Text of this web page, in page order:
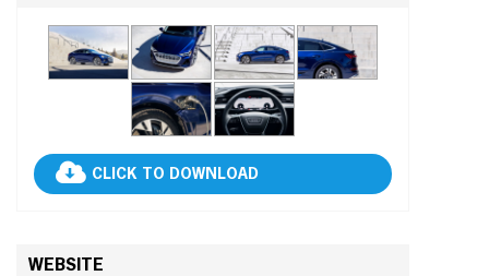
CLICK TO DOWNLOAD
WEBSITE